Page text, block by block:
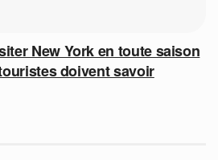
New York en toute saison
doivent savoir